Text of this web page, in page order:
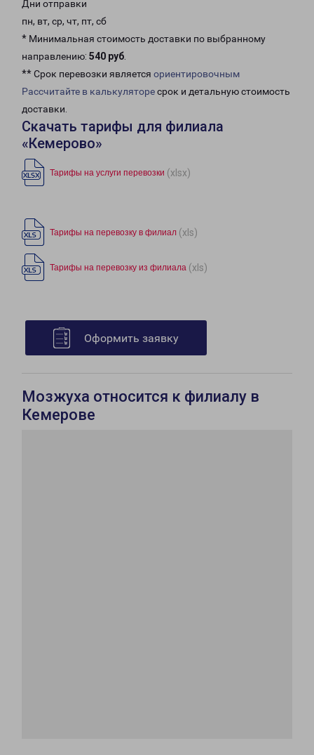
Дни отправки
пн, вт, ср, чт, пт, сб
* Минимальная стоимость доставки по выбранному
направлению: 540 руб.
** Срок перевозки является ориентировочным
Рассчитайте в калькуляторесрок и детальную стоимость
доставки.
Скачать тарифы для филиала
«Кемерово»
Тарифы на услуги перевозки (xlsx)
Тарифы на перевозку в филиал (xls)
Тарифы на перевозку из филиала (xls)
Оформить заявку
Мозжуха относится к филиалу в
Кемерове